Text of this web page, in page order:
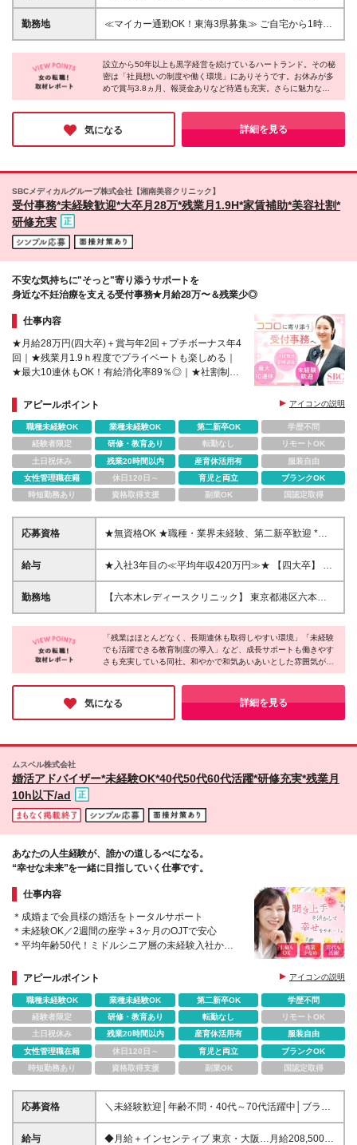
30歳 ◆年収450万円／25歳 ＼賞与年3.8ヵ月(昨年実
績)＆報奨金あり／ ◆月給22万9000円～＋賞与年2回
間分)を含み、超過した場合は追加全額支給します ※
月平均残業時間は10時間以下ですが、毎月20時間分
の固定残業代を全額支給しております ※月給には業務
(期間中の給与・待遇に差異はございません) ※月10日
休みを選択された場合は月給が変動いたしますので、
ご希望の方には面接時に詳しくご説明いたします
勤務地
≪マイカー通勤OK！東海3県募集≫ ご自宅から1時間
以内を目安に、通勤しやすいエリアの店舗での勤務と
なります。 ■名古屋エリア 名古屋市瑞穂区・愛知郡東
郷町・瀬戸市・一宮市・あま市・小牧市・名古屋市西
区・丹羽郡扶桑町・尾張旭市・長久手市・稲沢市・春
日井市 ■三河エリア みよし市・豊田市・岡崎市・碧南
市・蒲郡市・西尾市 ■東海・知多エリア 東海市・知多
市・大府市・常滑市・半田市・刈谷市 ■豊橋・豊川エ
当社関連勤務地
設立から50年以上も黒字経営を続けているハートランド。その秘
密は「社員想いの制度や働く環境」にありそうです。お休みが多
めで賞与3.8ヵ月、報奨金ありなど待遇も充実。さらに魅力なの
が20～30代が中心の組織ということ。今回取材させていただいた
方からも「同年代と一緒に働くことが、こんなに楽しいとは思い
ませんでした。話もしやすく、居心地が◎！」とのこと。ぜひ多
くの方に、同社の魅力を知っていただきたいです♪
気になる 詳細を見る
SBCメディカルグループ株式会社【湘南美容クリニック】
受付事務*未経験歓迎*大卒月28万*残業月1.9H*家賃補助*美容社割*
研修充実
不安な気持ちに"そっと"寄り添うサポートを
身近な不妊治療を支える受付事務★月給28万〜＆残業少◎
仕事内容
★月給28万円(四大卒)＋賞与年2回＋プチボーナス年4
回｜★残業月1.9ｈ程度でプライベートも楽しめる｜
★最大10連休もOK！有給消化率89％◎｜★社割制度
ありアピールポイント アイコンの説明
職種未経験OK 業種未経験OK 第二新卒OK
学歴不問
経験者限定
研修・教育あり 転勤なし
リモートOK
土日祝休み
残業20時間以内 産育休活用有
服装自由
女性管理職在籍
休日120日～ 育児と両立
ブランクOK
時短勤務あり
資格取得支援 副業OK 国認定取得
応募資格
★無資格OK ★職種・業界未経験、第二新卒歓迎 *専
門卒以上 *社会人経験が1年以上ある方 （パート・ア
ルバイトを除く） *一般的なPCスキル(文字入力など)
から『今はそっとしておいてほしい』『少し不安そう
だからお声がけしよう』と、一歩先の状況を察して動
書類選考フォームをお送りするフォームの回答を元
に、書類選考を行いますので、必ず3日以内にご回答
をお願いします。
給与
★入社3年目の≪平均年収420万円≫★ 【四大卒】 月
給28万円＋賞与年2回＋短期業績手当年4回 【専門・
短大卒】 月給26万円＋賞与年2回＋短期業績手当年4
※6ヶ月間の試用期間あり。試用期間中は契約社員雇
用となりますが、待遇に差異はありません ※研修期間
（6か月）終了後は、正社員に切り替わります ※短期
勤務地
【六本木レディースクリニック】 東京都港区六本木7-
18-18 住友不動産六本木通ビル6F 【六本木レディー
スクリニック池袋院】 東京都豊島区南池袋一丁目19
番5号 Gビル南池袋01 8階 ◎2025年1月に開院した
クリニックです ※SBCメディカルグループ（湘南美容
クリニック）が運営しています。 ※雇用先は医療法人
社団孝和会または医療法人社団菜寿会となります。
(変更の範囲)上記を除く当社関連勤務地
「残業はほとんどなく、長期連休も取得しやすい環境」「未経験
でも活躍できる教育制度の導入」など、成長サポートも働きやす
さも充実している同社。和やかで和気あいあいとした雰囲気がと
ても印象的でした。休憩中には恋愛トークなどプライベートの話
をするほど、スタッフさん同士の距離も近いのだとか。複数名の
方に取材しましたが、どの方も楽しく仕事している様子が印象的
でした！
気になる 詳細を見る
ムスベル株式会社
婚活アドバイザー*未経験OK*40代50代60代活躍*研修充実*残業⽉
10h以下/ad
あなたの人生経験が、誰かの道しるべになる。
“幸せな未来”を一緒に目指していく仕事です。
仕事内容
＊成婚まで会員様の婚活をトータルサポート
＊未経験OK／2週間の座学＋3ヶ月のOJTで安心
＊平均年齢50代！ミドルシニア層の未経験入社から
＊少人数担当制／個人ノルマなし／インセンティブあ
り
アピールポイント アイコンの説明
職種未経験OK 業種未経験OK 第二新卒OK
学歴不問
経験者限定
研修・教育あり 転勤なし
リモートOK
土日祝休み
残業20時間以内 産育休活用有
服装自由
女性管理職在籍
休日120日～ 育児と両立
ブランクOK
時短勤務あり
資格取得支援 副業OK 国認定取得
応募資格
＼未経験歓迎│年齢不問・40代～70代活躍中│ブラン
クOK│転職回数不問／ ★業界も職種も未経験だった
スタッフがほとんどです★ ◆未経験OK ◆学歴不問 ◆
給与 ◆月給＋インセンティブ 東京・大阪…月給208,500円